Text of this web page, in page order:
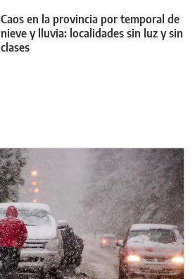
Caos en la provincia por temporal de
nieve y lluvia: localidades sin luz y sin
clases